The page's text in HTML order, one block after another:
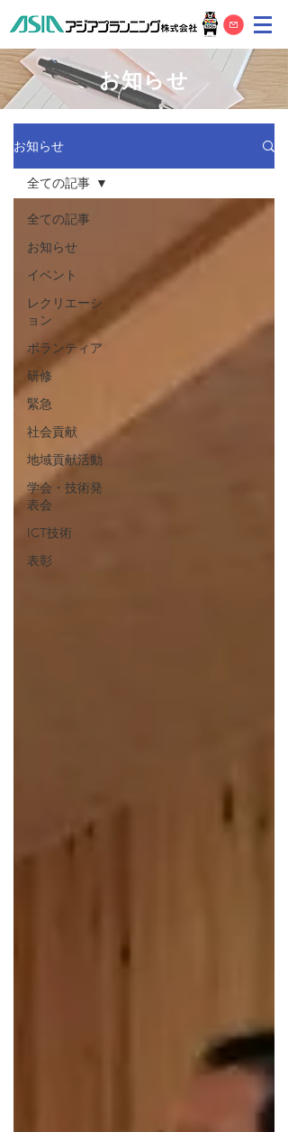
お知らせ
お知らせ
全ての記事
お知らせ
イベント
レクリエーシ
ョン
ボランティア
研修
緊急
社会貢献
地域貢献活動
学会・技術発
表会
ICT技術
表彰
全ての記事